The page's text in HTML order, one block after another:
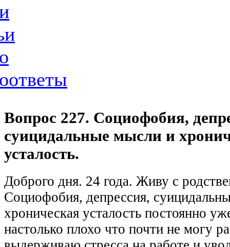
Вопрос 227. Социофобия,
суицидальные мысли и
усталость.
Доброго дня. 24 года. Живу с
Социофобия, депрессия,
хроническая усталость постоянно
настолько плохо что почти не могу